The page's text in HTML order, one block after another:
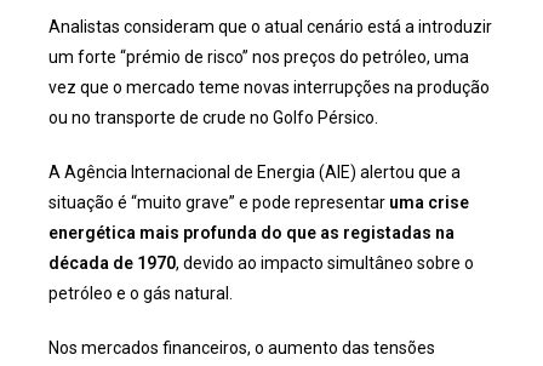
Analistas consideram que o atual cenário está a introduzir
um forte “prémio de risco” nos preços do petróleo, uma
vez que o mercado teme novas interrupções na produção
ou no transporte de crude no Golfo Pérsico.
A Agência Internacional de Energia (AIE) alertou que a
situação é “muito grave” e pode representar uma crise
energética mais profunda do que as registadas na
década de 1970, devido ao impacto simultâneo sobre o
petróleo e o gás natural.
Nos mercados financeiros, o aumento das tensões